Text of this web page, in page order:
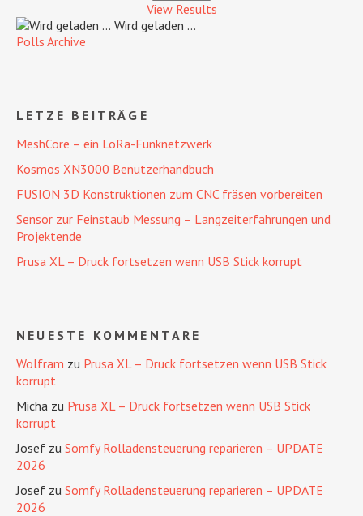
View Results
Wird geladen ...
Polls Archive
LETZE BEITRÄGE
MeshCore – ein LoRa-Funknetzwerk
Kosmos XN3000 Benutzerhandbuch
FUSION 3D Konstruktionen zum CNC fräsen vorbereiten
Sensor zur Feinstaub Messung – Langzeiterfahrungen und
Projektende
Prusa XL – Druck fortsetzen wenn USB Stick korrupt
NEUESTE KOMMENTARE
Wolfram zu Prusa XL – Druck fortsetzen wenn USB Stick
korrupt
Micha zu Prusa XL – Druck fortsetzen wenn USB Stick
korrupt
Josef zu Somfy Rolladensteuerung reparieren – UPDATE
2026
Josef zu Somfy Rolladensteuerung reparieren – UPDATE
2026